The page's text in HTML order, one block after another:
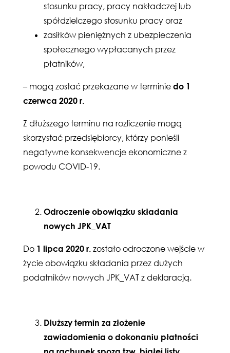
stosunku pracy, pracy nakładczej lub
spółdzielczego stosunku pracy oraz
zasiłków pieniężnych z ubezpieczenia
społecznego wypłacanych przez
płatników,
– mogą zostać przekazane w terminie do 1
czerwca 2020 r.
Z dłuższego terminu na rozliczenie mogą
skorzystać przedsiębiorcy, którzy ponieśli
negatywne konsekwencje ekonomiczne z
powodu COVID-19.
Odroczenie obowiązku składania
nowych JPK_VAT
Do 1 lipca 2020 r. zostało odroczone wejście w
życie obowiązku składania przez dużych
podatników nowych JPK_VAT z deklaracją.
Dłuższy termin za złożenie
zawiadomienia o dokonaniu płatności